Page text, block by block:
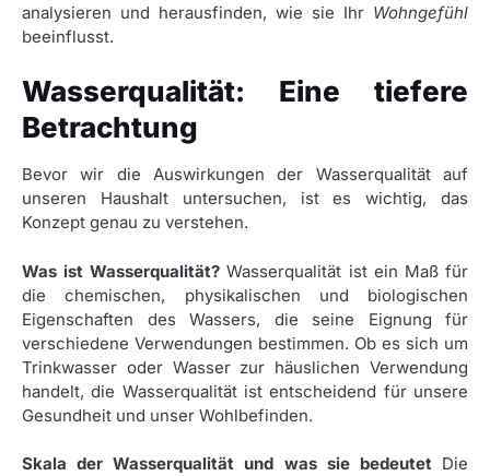
analysieren und herausfinden, wie sie Ihr Wohngefühl
beeinflusst.
Wasserqualität: Eine tiefere
Betrachtung
Bevor wir die Auswirkungen der Wasserqualität auf
unseren Haushalt untersuchen, ist es wichtig, das
Konzept genau zu verstehen.
Was ist Wasserqualität? Wasserqualität ist ein Maß für
die chemischen, physikalischen und biologischen
Eigenschaften des Wassers, die seine Eignung für
verschiedene Verwendungen bestimmen. Ob es sich um
Trinkwasser oder Wasser zur häuslichen Verwendung
handelt, die Wasserqualität ist entscheidend für unsere
Gesundheit und unser Wohlbefinden.
Skala der Wasserqualität und was sie bedeutetDie